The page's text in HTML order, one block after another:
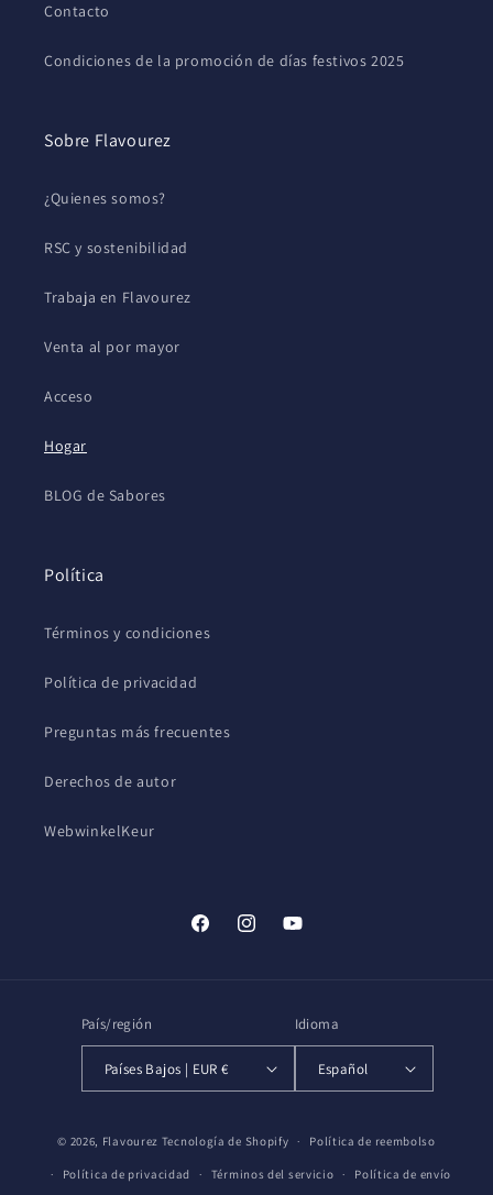
Contacto
Condiciones de la promoción de días festivos 2025
Sobre Flavourez
¿Quienes somos?
RSC y sostenibilidad
Trabaja en Flavourez
Venta al por mayor
Acceso
Hogar
BLOG de Sabores
Política
Términos y condiciones
Política de privacidad
Preguntas más frecuentes
Derechos de autor
WebwinkelKeur
FacebookInstagramYouTube
País/región
Países Bajos | EUR €
Idioma
Español
de
pago
© 2026, Flavourez Tecnología de Shopify Política de reembolso
Política de privacidad Términos del servicio Política de envío